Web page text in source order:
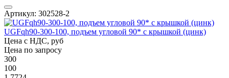
Артикул: 302528-2
UGFqh90-300-100, подъем угловой 90* с крышкой (цинк)
Цена с НДС, руб
Цена по запросу
300
100